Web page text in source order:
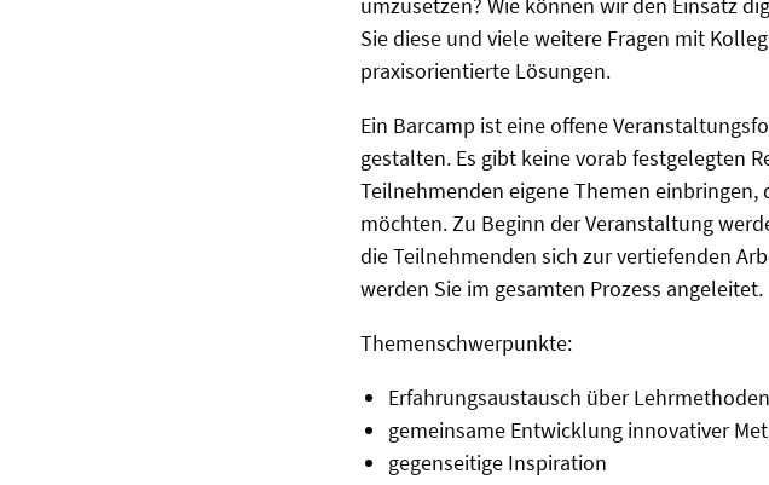
Sie diese und viele weitere Fragen mit
praxisorientierte Lösungen.
Ein Barcamp ist eine offene
gestalten. Es gibt keine vorab festgelegten
Teilnehmenden eigene Themen
möchten. Zu Beginn der Veranstaltung
die Teilnehmenden sich zur vertiefenden
werden Sie im gesamten Prozess angeleitet.
Themenschwerpunkte:
Erfahrungsaustausch über Lehrmethoden
gemeinsame Entwicklung innovativer
gegenseitige Inspiration